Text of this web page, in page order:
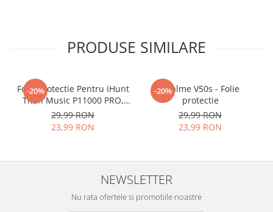
esteNano Glass flexibil.
AcestagaranteazacaNU SE
SPARGE in mii de cioburi
ascutite si periculoase.
zgarieturi si spargere, ci si
INTARESTE ecranul!
Folia avand rezistenta 9H la
PRODUSE SIMILARE
-20%
Folie Protectie Pentru iHunt
Titan Music P11000 PRO,
VDOO
29,99 RON
23,99 RON
-20%
Realme V50s - Folie
protectie
29,99 RON
23,99 RON
NEWSLETTER
Nu rata ofertele si promotiile noastre